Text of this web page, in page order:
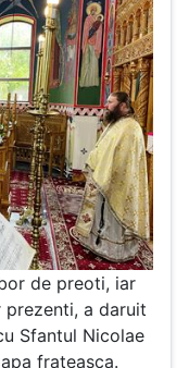
de preoti, iar
a daruit
Sfantul Nicolae
frateasca.